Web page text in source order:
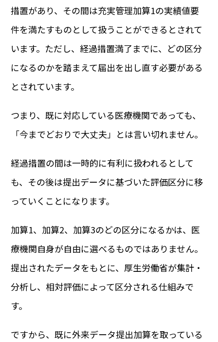
措置があり、その間は充実管理加算1の実績値要
件を満たすものとして扱うことができるとされて
います。ただし、経過措置満了までに、どの区分
になるのかを踏まえて届出を出し直す必要がある
とされています。
つまり、既に対応している医療機関であっても、
「今までどおりで大丈夫」とは言い切れません。
経過措置の間は一時的に有利に扱われるとして
も、その後は提出データに基づいた評価区分に移
っていくことになります。
加算1、加算2、加算3のどの区分になるかは、医
療機関自身が自由に選べるものではありません。
提出されたデータをもとに、厚生労働省が集計・
分析し、相対評価によって区分される仕組みで
す。
ですから、既に外来データ提出加算を取っている